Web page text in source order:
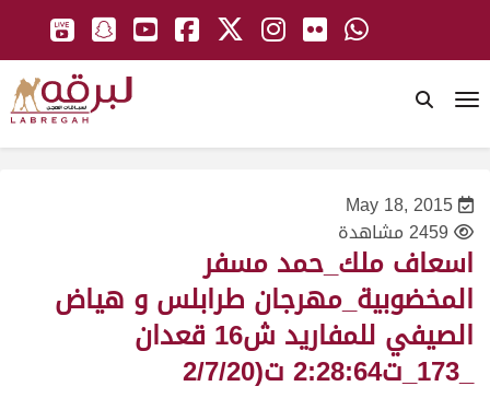
May 18, 2015
2459 مشاهدة
اسعاف ملك_حمد مسفر
المخضوبية_مهرجان طرابلس و هياض
الصيفي للمفاريد ش16 قعدان
_173_ت2:28:64 ت(2/7/20